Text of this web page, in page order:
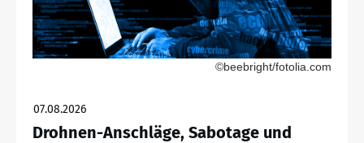
©beebright/fotolia.com
07.08.2026
Drohnen-Anschläge, Sabotage und